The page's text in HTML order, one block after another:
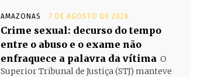
AMAZONAS 7 DE AGOSTO DE 2026
Crime sexual: decurso do tempo
entre o abuso e o exame não
enfraquece a palavra da vítima O
Superior Tribunal de Justiça (STJ) manteve